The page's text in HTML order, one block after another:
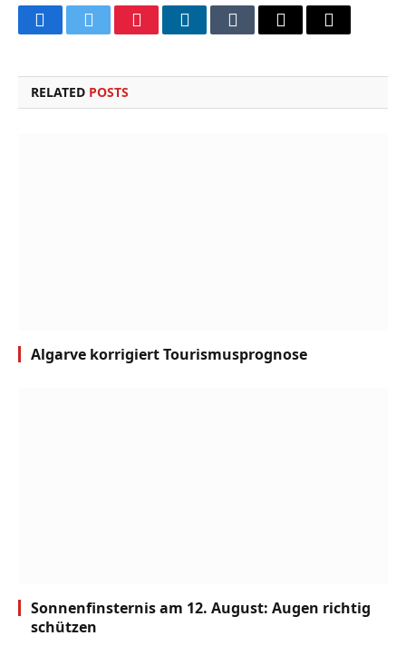
FacebookTwitterPinterestLinkedInTumblrEmail
Copy
RELATED POSTS
Algarve korrigiert Tourismusprognose
Sonnenfinsternis am 12. August: Augen richtig
schützen